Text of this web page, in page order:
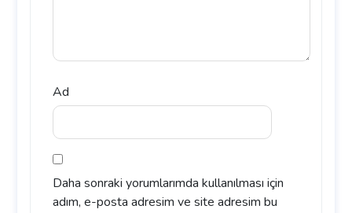
Ad
Daha sonraki yorumlarımda kullanılması için
adım, e-posta adresim ve site adresim bu